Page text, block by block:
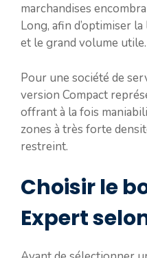
marchandises
Long, afin d’optimiser
et le grand volume utile.
Pour une société de
version Compact
offrant à la fois
zones à très forte
restreint.
Choisir le
Expert